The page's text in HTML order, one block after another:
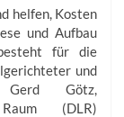
helfen, Kosten
und Aufbau
für die
und
Gerd Götz,
(DLR)